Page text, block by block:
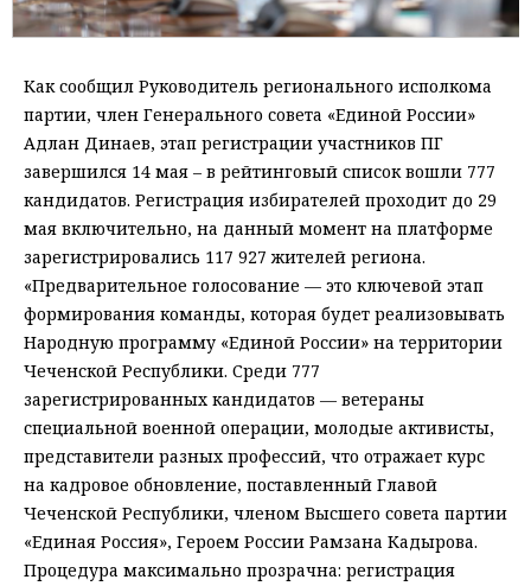
Как сообщил Руководитель регионального исполкома
партии, член Генерального совета «Единой России»
Адлан Динаев, этап регистрации участников ПГ
завершился 14 мая – в рейтинговый список вошли 777
кандидатов. Регистрация избирателей проходит до 29
мая включительно, на данный момент на платформе
зарегистрировались 117 927 жителей региона.
«Предварительное голосование — это ключевой этап
формирования команды, которая будет реализовывать
Народную программу «Единой России» на территории
Чеченской Республики. Среди 777
зарегистрированных кандидатов — ветераны
специальной военной операции, молодые активисты,
представители разных профессий, что отражает курс
на кадровое обновление, поставленный Главой
Чеченской Республики, членом Высшего совета партии
«Единая Россия», Героем России Рамзана Кадырова.
Процедура максимально прозрачна: регистрация